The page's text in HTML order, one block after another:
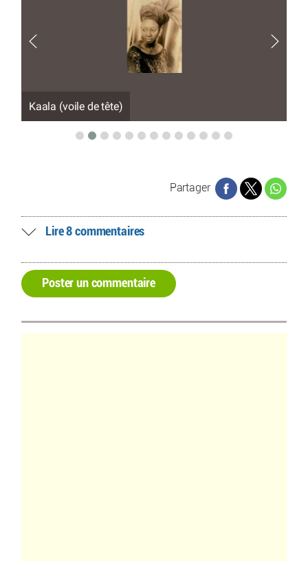
Kaala (voile de tête)
Partager
Lire 8 commentaires
Poster un commentaire